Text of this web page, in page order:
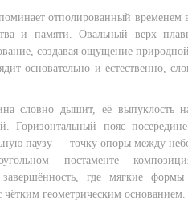
отполированный
и памяти. Овальный верх
создавая ощущение
основательно и естественно,
словно дышит, её выпуклость
Горизонтальный пояс
паузу — точку опоры между
постаменте
завершённость, где мягкие
чётким геометрическим основанием.